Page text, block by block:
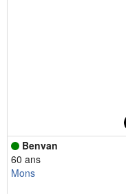
Benvan
60 ans
Mons